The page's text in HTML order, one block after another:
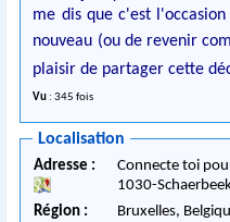
me dis que c'est
nouveau (ou de revenir
plaisir de partager cette
Vu : 345 fois
Localisation
Adresse :
Connecte toi
1030-
Région :
Bruxelles,